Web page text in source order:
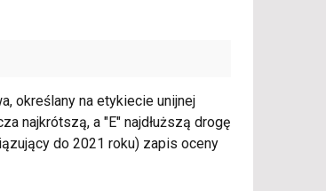
określany na etykiecie unijnej
najkrótszą, a "E" najdłuższą drogę
do 2021 roku) zapis oceny